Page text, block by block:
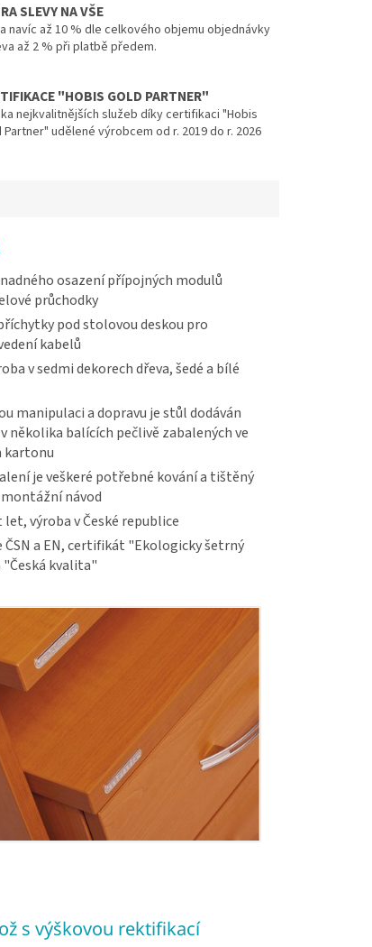
SLEVY NA VŠE
navíc až 10 % dle celkového objemu objednávky
až 2 % při platbě předem.
"HOBIS GOLD PARTNER"
nejkvalitnějších služeb díky certifikaci "Hobis
Partner" udělené výrobcem od r. 2019 do r. 2026
osazení přípojných modulů
průchodky
pod stolovou deskou pro
kabelů
v sedmi dekorech dřeva, šedé a bílé
manipulaci a dopravu je stůl dodáván
několika balících pečlivě zabalených ve
kartonu
je veškeré potřebné kování a tištěný
návod
let, výroba v České republice
ČSN a EN, certifikát "Ekologicky šetrný
kvalita"
s výškovou rektifikací